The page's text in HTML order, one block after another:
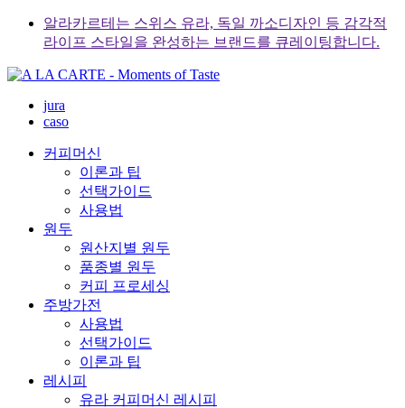
Skip
content
알라카르테는 스위스 유라, 독일 까소디자인 등 감각적
라이프 스타일을 완성하는 브랜드를 큐레이팅합니다.
jura
caso
커피머신
이론과 팁
선택가이드
사용법
원두
원산지별 원두
품종별 원두
커피 프로세싱
주방가전
사용법
선택가이드
이론과 팁
레시피
유라 커피머신 레시피